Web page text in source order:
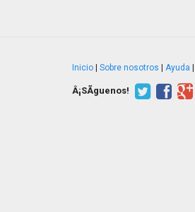
Inicio Sobre nosotros Ayuda
Â¡SÃ­guenos!